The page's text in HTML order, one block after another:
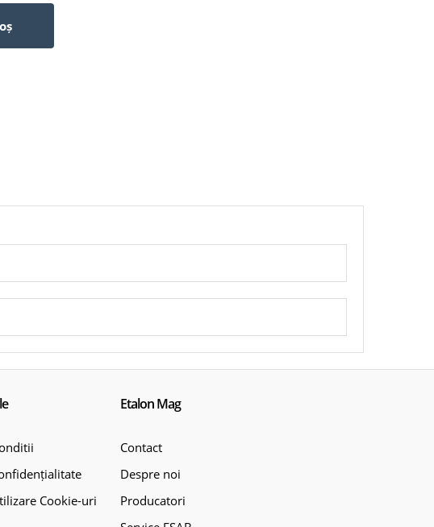
Cookie-uri
Etalon Mag
Contact
Despre noi
Producatori